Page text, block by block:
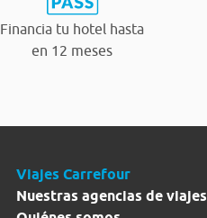
Financia tu hotel hasta
en 12 meses
Viajes Carrefour
Nuestras agencias de viajes